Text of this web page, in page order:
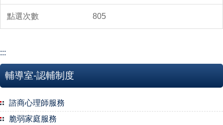
805
:::
輔導室-認輔制度
諮商心理師服務
脆弱家庭服務